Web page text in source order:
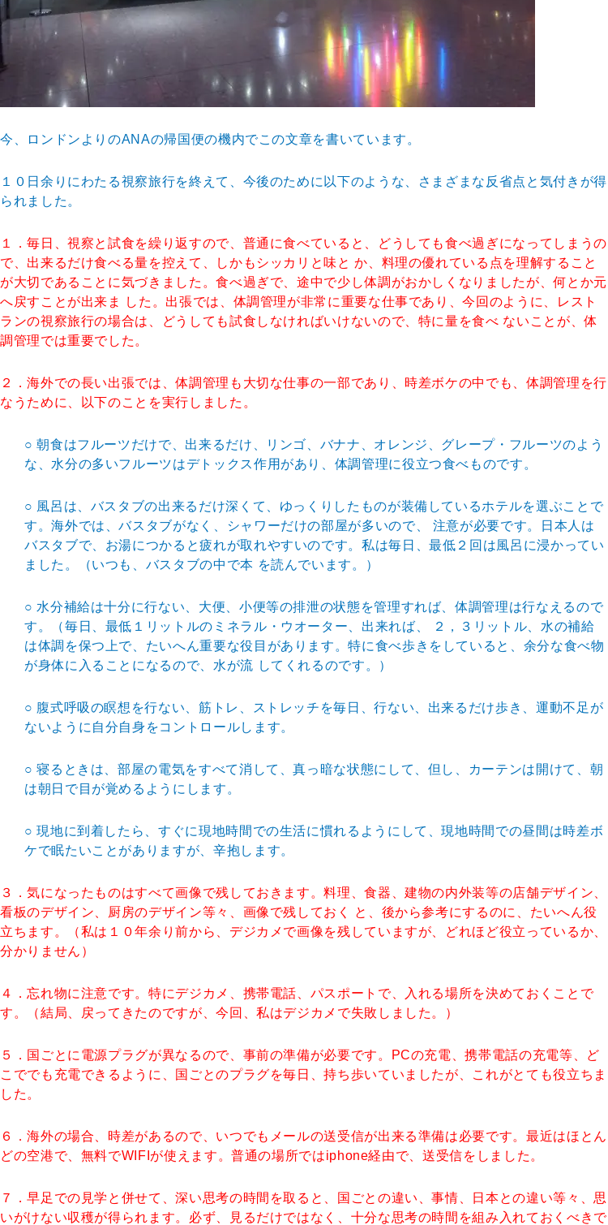
今、ロンドンよりのANAの帰国便の機内でこの文章を書いています。
１０日余りにわたる視察旅行を終えて、今後のために以下のような、さまざまな反省点と気付きが得
られました。
１．毎日、視察と試食を繰り返すので、普通に食べていると、どうしても食べ過ぎになってしまうの
で、出来るだけ食べる量を控えて、しかもシッカリと味と か、料理の優れている点を理解すること
が大切であることに気づきました。食べ過ぎで、途中で少し体調がおかしくなりましたが、何とか元
へ戻すことが出来ま した。出張では、体調管理が非常に重要な仕事であり、今回のように、レスト
ランの視察旅行の場合は、どうしても試食しなければいけないので、特に量を食べ ないことが、体
調管理では重要でした。
２．海外での長い出張では、体調管理も大切な仕事の一部であり、時差ボケの中でも、体調管理を行
なうために、以下のことを実行しました。
○ 朝食はフルーツだけで、出来るだけ、リンゴ、バナナ、オレンジ、グレープ・フルーツのよう
な、水分の多いフルーツはデトックス作用があり、体調管理に役立つ食べものです。
○ 風呂は、バスタブの出来るだけ深くて、ゆっくりしたものが装備しているホテルを選ぶことで
す。海外では、バスタブがなく、シャワーだけの部屋が多いので、 注意が必要です。日本人は
バスタブで、お湯につかると疲れが取れやすいのです。私は毎日、最低２回は風呂に浸かってい
ました。（いつも、バスタブの中で本 を読んでいます。）
○ 水分補給は十分に行ない、大便、小便等の排泄の状態を管理すれば、体調管理は行なえるので
す。（毎日、最低１リットルのミネラル・ウオーター、出来れば、 ２，３リットル、水の補給
は体調を保つ上で、たいへん重要な役目があります。特に食べ歩きをしていると、余分な食べ物
が身体に入ることになるので、水が流 してくれるのです。）
○ 腹式呼吸の瞑想を行ない、筋トレ、ストレッチを毎日、行ない、出来るだけ歩き、運動不足が
ないように自分自身をコントロールします。
○ 寝るときは、部屋の電気をすべて消して、真っ暗な状態にして、但し、カーテンは開けて、朝
は朝日で目が覚めるようにします。
○ 現地に到着したら、すぐに現地時間での生活に慣れるようにして、現地時間での昼間は時差ボ
ケで眠たいことがありますが、辛抱します。
３．気になったものはすべて画像で残しておきます。料理、食器、建物の内外装等の店舗デザイン、
看板のデザイン、厨房のデザイン等々、画像で残しておく と、後から参考にするのに、たいへん役
立ちます。（私は１０年余り前から、デジカメで画像を残していますが、どれほど役立っているか、
分かりません）
４．忘れ物に注意です。特にデジカメ、携帯電話、パスポートで、入れる場所を決めておくことで
す。（結局、戻ってきたのですが、今回、私はデジカメで失敗しました。）
５．国ごとに電源プラグが異なるので、事前の準備が必要です。PCの充電、携帯電話の充電等、ど
こででも充電できるように、国ごとのプラグを毎日、持ち歩いていましたが、これがとても役立ちま
した。
６．海外の場合、時差があるので、いつでもメールの送受信が出来る準備は必要です。最近はほとん
どの空港で、無料でWIFIが使えます。普通の場所ではiphone経由で、送受信をしました。
７．早足での見学と併せて、深い思考の時間を取ると、国ごとの違い、事情、日本との違い等々、思
いがけない収穫が得られます。必ず、見るだけではなく、十分な思考の時間を組み入れておくべきで